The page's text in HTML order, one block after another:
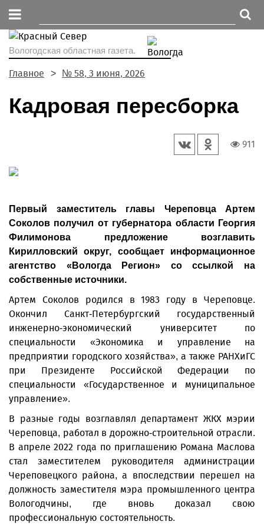
Вологодская областная газета.
Главное № 58, 3 июня, 2026
Кадровая пересборка
911
Первый заместитель главы Череповца Артем
Соколов получил от губернатора области Георгия
Филимонова предложение возглавить
Кирилловский округ, сообщает информационное
агентство «Вологда Регион» со ссылкой на
собственные источники.
Артем Соколов родился в 1983 году в Череповце.
Окончил Санкт-Петербургский государственный
инженерно-экономический университет по
специальности «Экономика и управление на
предприятии городского хозяйства», а также РАНХиГС
при Президенте Российской Федерации по
специальности «Государственное и муниципальное
управление».
В разные годы возглавлял департамент ЖКХ мэрии
Череповца, работал в дорожно-строительной отрасли.
В апреле 2022 года по приглашению Романа Маслова
стал заместителем руководителя администрации
Череповецкого района, а впоследствии перешел на
должность заместителя мэра промышленного центра
Вологодчины, где вновь доказал свою
профессиональную состоятельность.